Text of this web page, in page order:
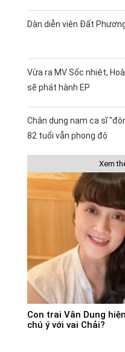
Dàn diễn viên Đất
Vừa ra MV Sốc nhiệt,
sẽ phát hành EP
Chân dung nam ca sĩ
82 tuổi vẫn phong độ
Xem
Con trai Vân Dung
chú ý với vai Chải?